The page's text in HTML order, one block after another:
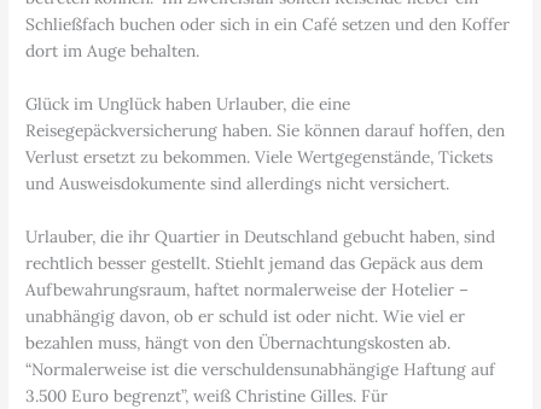
Schließfach buchen oder sich in ein Café setzen und den Koffer
dort im Auge behalten.
Glück im Unglück haben Urlauber, die eine
Reisegepäckversicherung haben. Sie können darauf hoffen, den
Verlust ersetzt zu bekommen. Viele Wertgegenstände, Tickets
und Ausweisdokumente sind allerdings nicht versichert.
Urlauber, die ihr Quartier in Deutschland gebucht haben, sind
rechtlich besser gestellt. Stiehlt jemand das Gepäck aus dem
Aufbewahrungsraum, haftet normalerweise der Hotelier –
unabhängig davon, ob er schuld ist oder nicht. Wie viel er
bezahlen muss, hängt von den Übernachtungskosten ab.
“Normalerweise ist die verschuldensunabhängige Haftung auf
3.500 Euro begrenzt”, weiß Christine Gilles. Für